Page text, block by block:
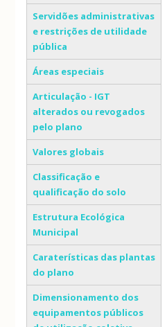
Servidões administrativas
e restrições de utilidade
pública
Áreas especiais
Articulação - IGT
alterados ou revogados
pelo plano
Valores globais
Classificação e
qualificação do solo
Estrutura Ecológica
Municipal
Caraterísticas das plantas
do plano
Dimensionamento dos
equipamentos públicos